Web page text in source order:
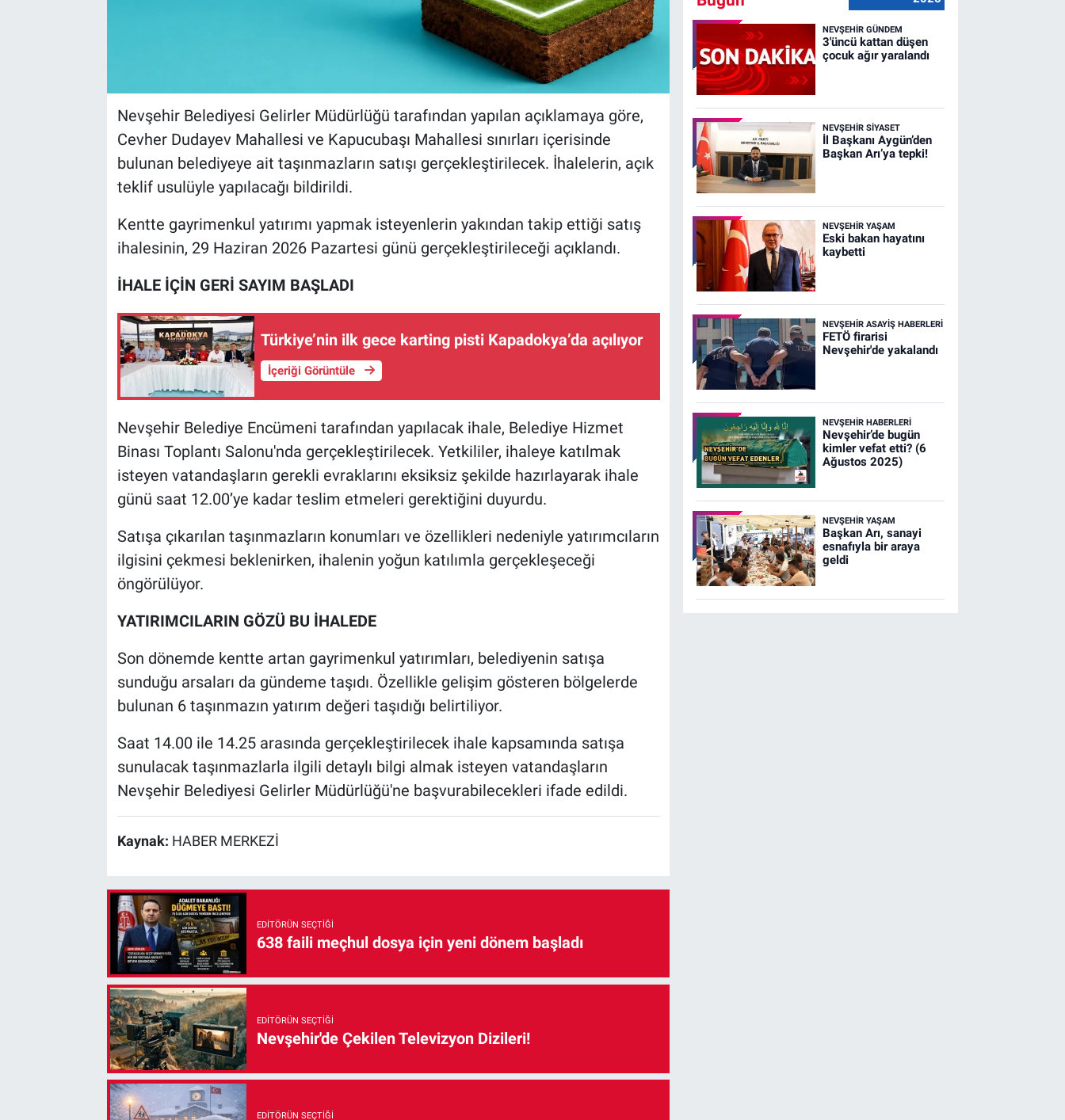
Nevşehir Belediyesi Gelirler Müdürlüğü tarafından yapılan açıklamaya göre,
Cevher Dudayev Mahallesi ve Kapucubaşı Mahallesi sınırları içerisinde
bulunan belediyeye ait taşınmazların satışı gerçekleştirilecek. İhalelerin, açık
teklif usulüyle yapılacağı bildirildi.
Kentte gayrimenkul yatırımı yapmak isteyenlerin yakından takip ettiği satış
ihalesinin, 29 Haziran 2026 Pazartesi günü gerçekleştirileceği açıklandı.
İHALE İÇİN GERİ SAYIM BAŞLADI
Türkiye’nin ilk gece karting pisti Kapadokya’da açılıyor
İçeriği Görüntüle
Nevşehir Belediye Encümeni tarafından yapılacak ihale, Belediye Hizmet
Binası Toplantı Salonu'nda gerçekleştirilecek. Yetkililer, ihaleye katılmak
isteyen vatandaşların gerekli evraklarını eksiksiz şekilde hazırlayarak ihale
günü saat 12.00’ye kadar teslim etmeleri gerektiğini duyurdu.
Satışa çıkarılan taşınmazların konumları ve özellikleri nedeniyle yatırımcıların
ilgisini çekmesi beklenirken, ihalenin yoğun katılımla gerçekleşeceği
öngörülüyor.
YATIRIMCILARIN GÖZÜ BU İHALEDE
Son dönemde kentte artan gayrimenkul yatırımları, belediyenin satışa
sunduğu arsaları da gündeme taşıdı. Özellikle gelişim gösteren bölgelerde
bulunan 6 taşınmazın yatırım değeri taşıdığı belirtiliyor.
Saat 14.00 ile 14.25 arasında gerçekleştirilecek ihale kapsamında satışa
sunulacak taşınmazlarla ilgili detaylı bilgi almak isteyen vatandaşların
Nevşehir Belediyesi Gelirler Müdürlüğü'ne başvurabilecekleri ifade edildi.
Kaynak: HABER MERKEZİ
EDITÖRÜN SEÇTIĞI
638 faili meçhul dosya için yeni dönem başladı
EDITÖRÜN SEÇTIĞI
Nevşehir'de Çekilen Televizyon Dizileri!
EDITÖRÜN SEÇTIĞI
NEVŞEHIR GÜNDEM
3'üncü kattan düşen
çocuk ağır yaralandı
NEVŞEHIR SIYASET
İl Başkanı Aygün’den
Başkan Arı’ya tepki!
NEVŞEHIR YAŞAM
Eski bakan hayatını
kaybetti
NEVŞEHIR ASAYIŞ HABERLERI
FETÖ firarisi
Nevşehir'de yakalandı
NEVŞEHIR HABERLERI
Nevşehir’de bugün
kimler vefat etti? (6
Ağustos 2025)
NEVŞEHIR YAŞAM
Başkan Arı, sanayi
esnafıyla bir araya
geldi